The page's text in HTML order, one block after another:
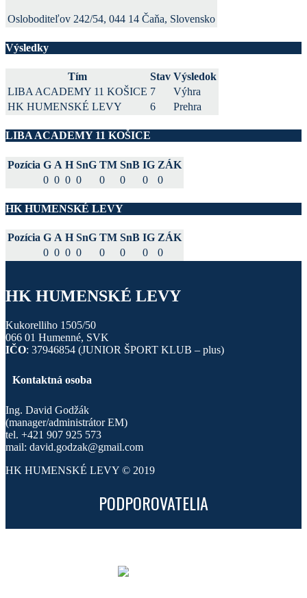
Osloboditeľov 242/54, 044 14 Čaňa, Slovensko
Výsledky
Tím Stav Výsledok
LIBA ACADEMY 11 KOŠICE 7
Výhra
HK HUMENSKÉ LEVY
6 Prehra
LIBA ACADEMY 11 KOŠICE
Pozícia G A H SnG TM SnB IG ZÁK
0 0 0 0 0 0 0 0
HK HUMENSKÉ LEVY
Pozícia G A H SnG TM SnB IG ZÁK
0 0 0 0 0 0 0 0
HK HUMENSKÉ LEVY
Kukorelliho 1505/50
066 01 Humenné, SVK
IČO: 37946854 (JUNIOR ŠPORT KLUB – plus)
Kontaktná osoba
Ing. David Godžák
(manager/administrátor EM)
tel. +421 907 925 573
mail: david.godzak@gmail.com
HK HUMENSKÉ LEVY © 2019
PODPOROVATELIA